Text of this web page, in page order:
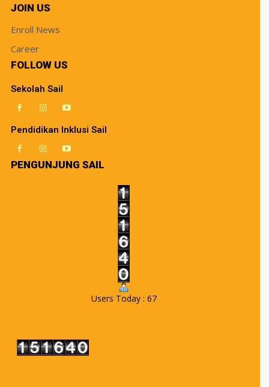
JOIN US
Enroll News
Career
FOLLOW US
Sekolah Sail
Pendidikan Inklusi Sail
PENGUNJUNG SAIL
Users Today : 67